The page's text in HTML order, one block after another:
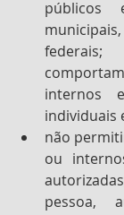
públicos
internos
individuais
não
ou
pessoa,